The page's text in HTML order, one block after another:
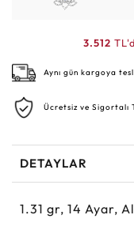
3.512
Aynı gün kargoya
Ücretsiz ve Sigortalı
DETAYLAR
1.31 gr, 14 Ayar,